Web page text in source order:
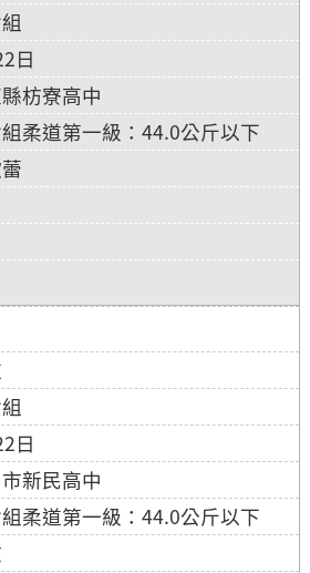
日
枋寮高中
柔道第一級：44.0公斤以下
日
新民高中
柔道第一級：44.0公斤以下